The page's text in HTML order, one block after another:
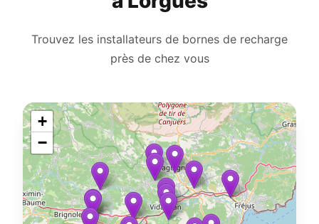
Trouvez les installateurs de bornes de recharge
près de chez vous
+
−